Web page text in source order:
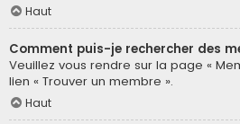
Haut
Comment puis-je rechercher des
Veuillez vous rendre sur la page «
lien « Trouver un membre ».
Haut